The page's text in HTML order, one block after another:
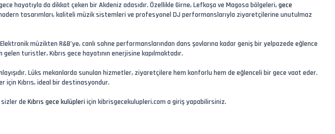
hayatıyla da dikkat çeken bir Akdeniz adasıdır. Özellikle Girne, Lefkoşa ve Magosa bölgeleri, gece
tasarımları, kaliteli müzik sistemleri ve profesyonel DJ performanslarıyla ziyaretçilerine unutulmaz
müzikten R&B’ye, canlı sahne performanslarından dans şovlarına kadar geniş bir yelpazede eğlence
turistler, Kıbrıs gece hayatının enerjisine kapılmaktadır.
Lüks mekanlarda sunulan hizmetler, ziyaretçilere hem konforlu hem de eğlenceli bir gece vaat eder.
için Kıbrıs, ideal bir destinasyondur.
sizler de Kıbrıs gece kulüpleri için kibrisgecekulupleri.com a giriş yapabilirsiniz.